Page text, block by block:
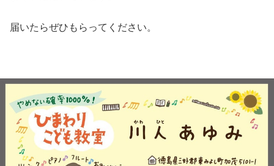
届いたらぜひもらってください。